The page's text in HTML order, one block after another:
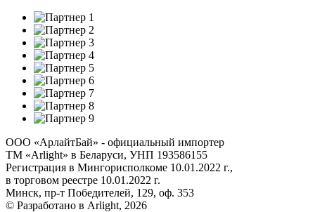
ООО «АрлайтБай» - официальный импортер
ТМ «Arlight» в Беларуси, УНП 193586155
Регистрация в Мингорисполкоме 10.01.2022 г.,
в торговом реестре 10.01.2022 г.
Минск, пр-т Победителей, 129, оф. 353
© Разработано в Arlight, 2026